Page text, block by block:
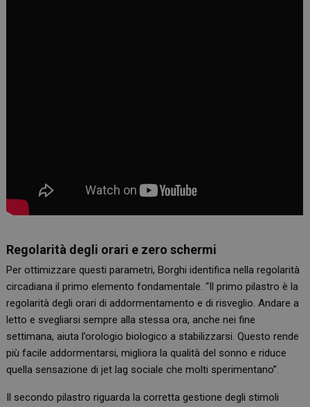
Regolarità degli orari e zero schermi
Per ottimizzare questi parametri, Borghi identifica nella regolarità
circadiana il primo elemento fondamentale. “Il primo pilastro è la
regolarità degli orari di addormentamento e di risveglio. Andare a
letto e svegliarsi sempre alla stessa ora, anche nei fine
settimana, aiuta l’orologio biologico a stabilizzarsi. Questo rende
più facile addormentarsi, migliora la qualità del sonno e riduce
quella sensazione di jet lag sociale che molti sperimentano”.
Il secondo pilastro riguarda la corretta gestione degli stimoli